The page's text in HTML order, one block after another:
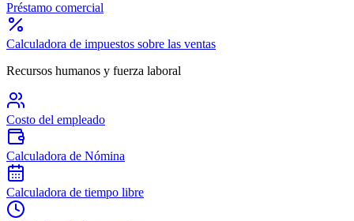
Préstamo comercial
Calculadora de impuestos sobre las ventas
Recursos humanos y fuerza laboral
Costo del empleado
Calculadora de Nómina
Calculadora de tiempo libre